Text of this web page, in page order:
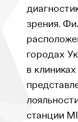
зрения.
городах
в
станции